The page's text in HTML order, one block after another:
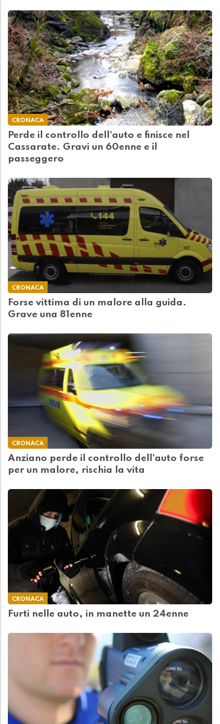
CRONACA
Perde il controllo dell'auto e finisce nel
Cassarate. Gravi un 60enne e il
passeggero
CRONACA
Forse vittima di un malore alla guida.
Grave una 81enne
CRONACA
Anziano perde il controllo dell'auto forse
per un malore, rischia la vita
CRONACA
Furti nelle auto, in manette un 24enne